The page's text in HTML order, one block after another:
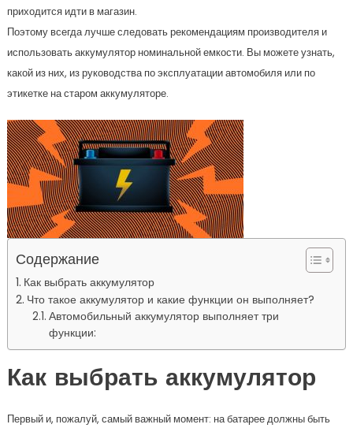
приходится идти в магазин.
Поэтому всегда лучше следовать рекомендациям производителя и
использовать аккумулятор номинальной емкости. Вы можете узнать,
какой из них, из руководства по эксплуатации автомобиля или по
этикетке на старом аккумуляторе.
Содержание
Как выбрать аккумулятор
Что такое аккумулятор и какие функции он выполняет?
Автомобильный аккумулятор выполняет три
функции:
Как выбрать аккумулятор
Первый и, пожалуй, самый важный момент: на батарее должны быть